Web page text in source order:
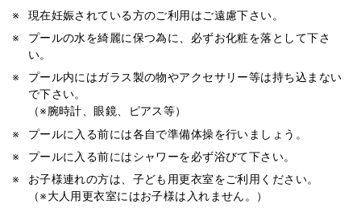
現在妊娠されている方のご利用はご遠慮下さい。
プールの水を綺麗に保つ為に、必ずお化粧を落として下さ
い。
プール内にはガラス製の物やアクセサリー等は持ち込まない
で下さい。
（※腕時計、眼鏡、ピアス等）
プールに入る前には各自で準備体操を行いましょう。
プールに入る前にはシャワーを必ず浴びて下さい。
お子様連れの方は、子ども用更衣室をご利用ください。
（※大人用更衣室にはお子様は入れません。）